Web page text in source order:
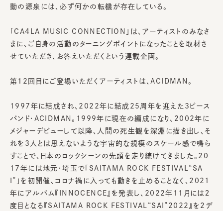
動の源泉には、必ず何かの転機が存在している。
「CA4LA MUSIC CONNECTION」は、アーティストのみなさ
まに、ご自身の活動のターニングポイントになったことを取材さ
せていただき、お答えいただくという連載企画。
第12回目にご登場いただくアーティストは、ACIDMAN。
1997年に結成され、2022年に結成25周年を迎えた3ピース
バンド・ACIDMAN。1999年に現在の編成になり、2002年に
メジャーデビューして以降、人間の死生観を深淵に描き出し、そ
れを3人とは思えないような宇宙的な規模のスケール感で鳴ら
すことで、日本のロックシーンの先頭を走り続けてきました。20
17年には地元・埼玉で「SAITAMA ROCK FESTIVAL“SA
I”」を初開催、コロナ禍に入っても動きを止めることなく、2021
年にアルバム『INNOCENCE』を発表し、2022年11月には２
度目となる『SAITAMA ROCK FESTIVAL“SAI”2022』を2デ